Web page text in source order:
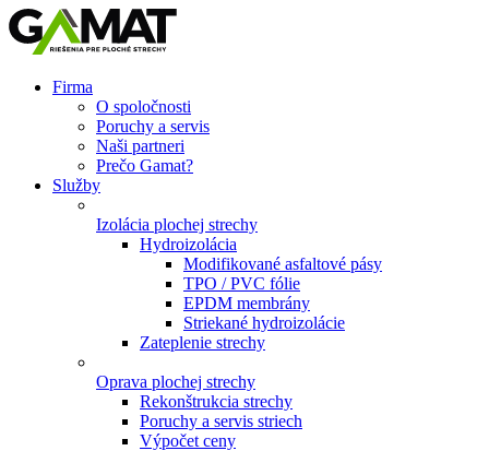
Firma
O spoločnosti
Poruchy a servis
Naši partneri
Prečo Gamat?
Služby
Izolácia plochej strechy
Hydroizolácia
Modifikované asfaltové pásy
TPO / PVC fólie
EPDM membrány
Striekané hydroizolácie
Zateplenie strechy
Oprava plochej strechy
Rekonštrukcia strechy
Poruchy a servis striech
Výpočet ceny